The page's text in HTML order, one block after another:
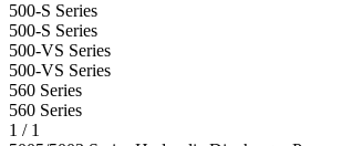
500-S Series
500-S Series
500-VS Series
500-VS Series
560 Series
560 Series
1 / 1